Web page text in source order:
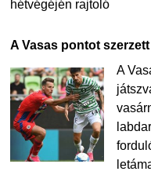
hétvégéjén rajtoló
A Vasas pontot
A